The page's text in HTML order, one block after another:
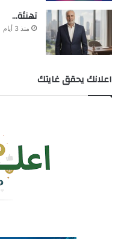
تهنئة…
منذ 3 أيام
اعلانك يحقق غايتك